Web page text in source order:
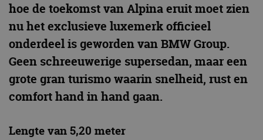
hoe de toekomst van Alpina eruit moet zien
nu het exclusieve luxemerk officieel
onderdeel is geworden van BMW Group.
Geen schreeuwerige supersedan, maar een
grote gran turismo waarin snelheid, rust en
comfort hand in hand gaan.
Lengte van 5,20 meter